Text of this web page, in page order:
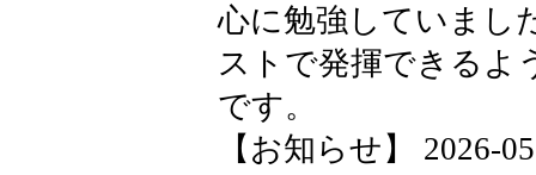
心に勉強していまし
ストで発揮できるよ
です。
【お知らせ】 2026-